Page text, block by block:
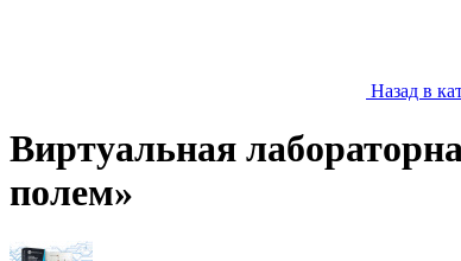
Назад в
Виртуальная
полем»